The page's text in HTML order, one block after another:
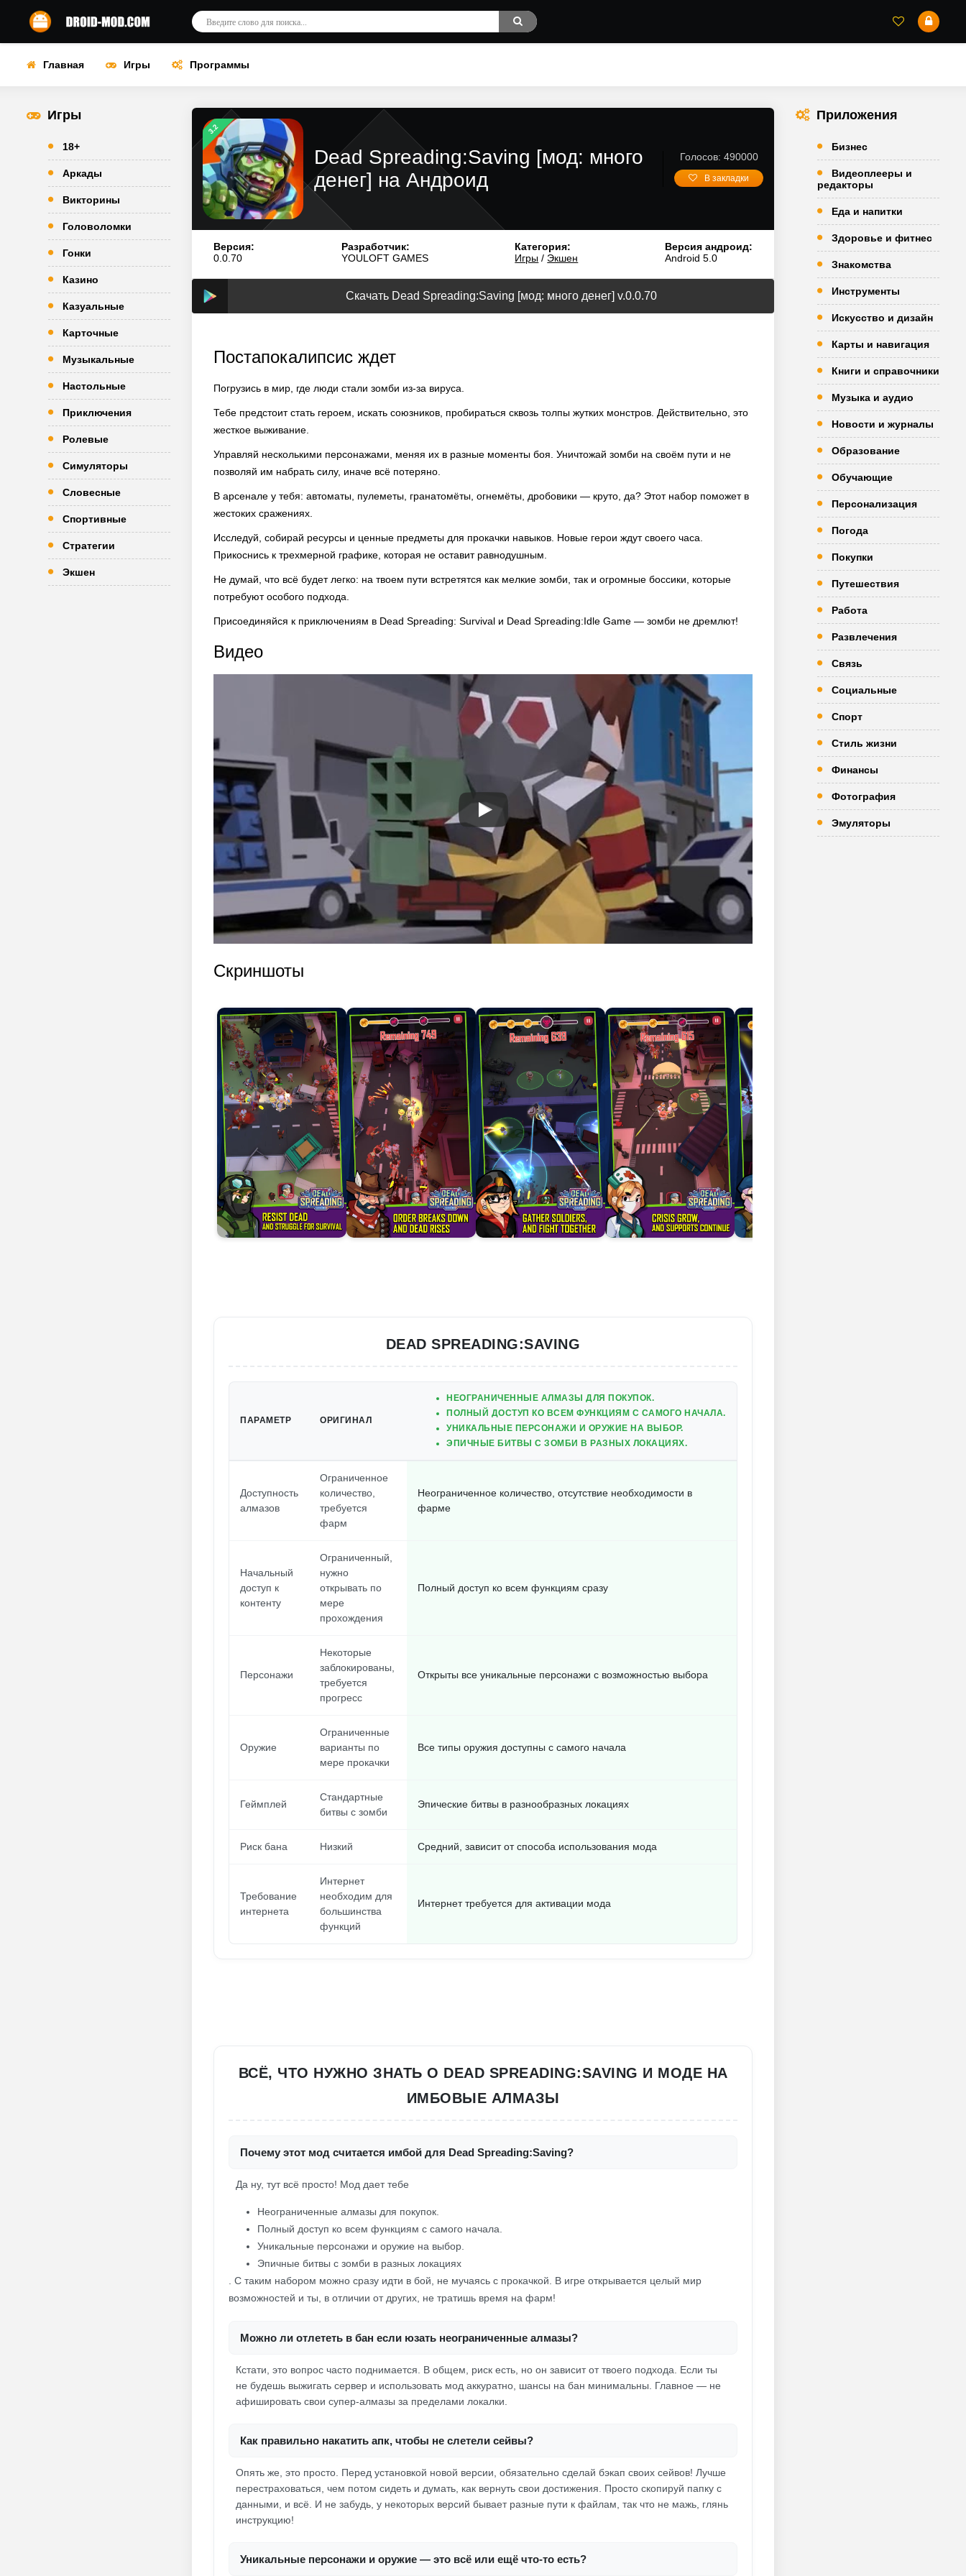
Главная Игры Программы
Игры
18+
Аркады
Викторины
Головоломки
Гонки
Казино
Казуальные
Карточные
Музыкальные
Настольные
Приключения
Ролевые
Симуляторы
Словесные
Спортивные
Стратегии
Экшен
3.2
Dead Spreading:Saving [мод: много
денег] на Андроид
Голосов: 490000
В закладки
Версия:
0.0.70
Разработчик:
YOULOFT GAMES
Категория:
Игры / Экшен
Версия андроид:
Android 5.0
Скачать Dead Spreading:Saving [мод: много денег] v.0.0.70
Постапокалипсис ждет
Погрузись в мир, где люди стали зомби из-за вируса.
Тебе предстоит стать героем, искать союзников, пробираться сквозь толпы жутких монстров. Действительно, это
жесткое выживание.
Управляй несколькими персонажами, меняя их в разные моменты боя. Уничтожай зомби на своём пути и не
позволяй им набрать силу, иначе всё потеряно.
В арсенале у тебя: автоматы, пулеметы, гранатомёты, огнемёты, дробовики — круто, да? Этот набор поможет в
жестоких сражениях.
Исследуй, собирай ресурсы и ценные предметы для прокачки навыков. Новые герои ждут своего часа.
Прикоснись к трехмерной графике, которая не оставит равнодушным.
Не думай, что всё будет легко: на твоем пути встретятся как мелкие зомби, так и огромные боссики, которые
потребуют особого подхода.
Присоединяйся к приключениям в Dead Spreading: Survival и Dead Spreading:Idle Game — зомби не дремлют!
Видео
Скриншоты
DEAD SPREADING:SAVING
ПАРАМЕТР ОРИГИНАЛ
НЕОГРАНИЧЕННЫЕ АЛМАЗЫ ДЛЯ ПОКУПОК.
ПОЛНЫЙ ДОСТУП КО ВСЕМ ФУНКЦИЯМ С САМОГО НАЧАЛА.
УНИКАЛЬНЫЕ ПЕРСОНАЖИ И ОРУЖИЕ НА ВЫБОР.
ЭПИЧНЫЕ БИТВЫ С ЗОМБИ В РАЗНЫХ ЛОКАЦИЯХ.
Доступность
алмазов
Ограниченное
количество,
требуется
фарм
Неограниченное количество, отсутствие необходимости в
фарме
Начальный
доступ к
контенту
Ограниченный,
нужно
открывать по
мере
прохождения
Полный доступ ко всем функциям сразу
Персонажи
Некоторые
заблокированы,
требуется
прогресс
Открыты все уникальные персонажи с возможностью выбора
Оружие
Ограниченные
варианты по
мере прокачки
Все типы оружия доступны с самого начала
Геймплей
Стандартные
битвы с зомби
Эпические битвы в разнообразных локациях
Риск бана Низкий Средний, зависит от способа использования мода
Требование
интернета
Интернет
необходим для
большинства
функций
Интернет требуется для активации мода
ВСЁ, ЧТО НУЖНО ЗНАТЬ О DEAD SPREADING:SAVING И МОДЕ НА
ИМБОВЫЕ АЛМАЗЫ
Почему этот мод считается имбой для Dead Spreading:Saving?
Да ну, тут всё просто! Мод дает тебе
Неограниченные алмазы для покупок.
Полный доступ ко всем функциям с самого начала.
Уникальные персонажи и оружие на выбор.
Эпичные битвы с зомби в разных локациях
. С таким набором можно сразу идти в бой, не мучаясь с прокачкой. В игре открывается целый мир
возможностей и ты, в отличии от других, не тратишь время на фарм!
Можно ли отлететь в бан если юзать неограниченные алмазы?
Кстати, это вопрос часто поднимается. В общем, риск есть, но он зависит от твоего подхода. Если ты
не будешь выжигать сервер и использовать мод аккуратно, шансы на бан минимальны. Главное — не
афишировать свои супер-алмазы за пределами локалки.
Как правильно накатить апк, чтобы не слетели сейвы?
Опять же, это просто. Перед установкой новой версии, обязательно сделай бэкап своих сейвов! Лучше
перестраховаться, чем потом сидеть и думать, как вернуть свои достижения. Просто скопируй папку с
данными, и всё. И не забудь, у некоторых версий бывает разные пути к файлам, так что не мажь, глянь
инструкцию!
Уникальные персонажи и оружие — это всё или ещё что-то есть?
Приложения
Бизнес
Видеоплееры и
редакторы
Еда и напитки
Здоровье и фитнес
Знакомства
Инструменты
Искусство и дизайн
Карты и навигация
Книги и справочники
Музыка и аудио
Новости и журналы
Образование
Обучающие
Персонализация
Погода
Покупки
Путешествия
Работа
Развлечения
Связь
Социальные
Спорт
Стиль жизни
Финансы
Фотография
Эмуляторы